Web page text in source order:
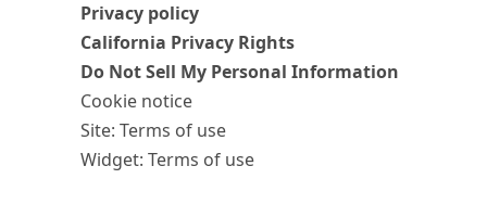
Privacy policy
California Privacy Rights
Do Not Sell My Personal Information
Cookie notice
Site: Terms of use
Widget: Terms of use